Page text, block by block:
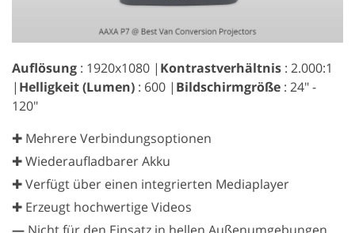
Auflösung : 1920x1080 | Kontrastverhältnis : 2.000:1
| Helligkeit (Lumen) : 600 | Bildschirmgröße : 24" -
120"
✚ Mehrere Verbindungsoptionen
✚ Wiederaufladbarer Akku
✚ Verfügt über einen integrierten Mediaplayer
✚ Erzeugt hochwertige Videos